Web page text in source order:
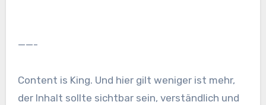
——-
Content is King. Und hier gilt weniger ist mehr,
der Inhalt sollte sichtbar sein, verständlich und